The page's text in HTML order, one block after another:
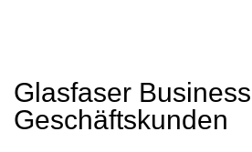
Glasfaser
Geschäftskunden